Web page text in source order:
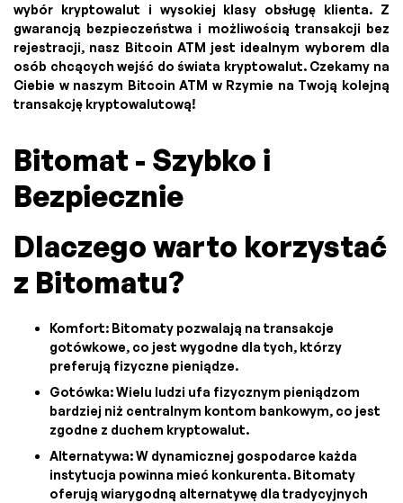
wybór kryptowalut i wysokiej klasy obsługę klienta. Z
gwarancją bezpieczeństwa i możliwością transakcji bez
rejestracji, nasz Bitcoin ATM jest idealnym wyborem dla
osób chcących wejść do świata kryptowalut. Czekamy na
Ciebie w naszym Bitcoin ATM w Rzymie na Twoją kolejną
transakcję kryptowalutową!
Bitomat - Szybko i
Bezpiecznie
Dlaczego warto korzystać
z Bitomatu?
Komfort: Bitomaty pozwalają na transakcje
gotówkowe, co jest wygodne dla tych, którzy
preferują fizyczne pieniądze.
Gotówka: Wielu ludzi ufa fizycznym pieniądzom
bardziej niż centralnym kontom bankowym, co jest
zgodne z duchem kryptowalut.
Alternatywa: W dynamicznej gospodarce każda
instytucja powinna mieć konkurenta. Bitomaty
oferują wiarygodną alternatywę dla tradycyjnych